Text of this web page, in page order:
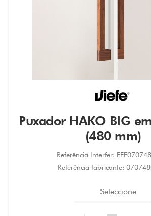
Puxador HAKO BIG
(480 mm)
Referência Interfer:
Referência fabricante:
Seleccione